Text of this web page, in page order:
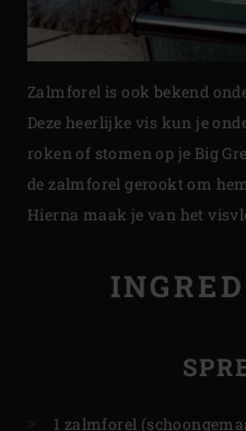
Zalmforel is ook bekend
Deze heerlijke vis kun je
roken of stomen op je Big
de zalmforel gerookt om
Hierna maak je van het
1 zalmforel